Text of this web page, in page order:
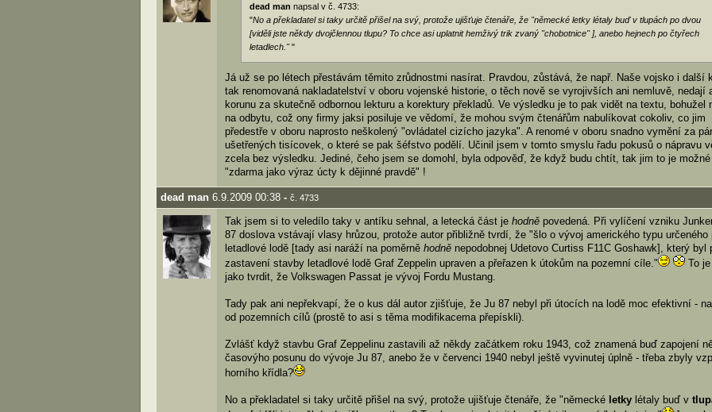
dead man napsal v č. 4733:
"No a překladatel si taky určitě přišel na svý, protože ujišťuje čtenáře, že "německé letky létaly buď v tlupách po dvou
[viděli jste někdy dvojčlennou tlupu? To chce asi uplatnit hemživý trik zvaný "chobotnice" ], anebo hejnech po čtyřech
letadlech.""
Já už se po létech přestávám těmito zrůdnostmi nasírat. Pravdou, zůstává, že např. Naše vojsko i další
tak renomovaná nakladatelství v oboru vojenské historie, o těch nově se vyrojivších ani nemluvě, nedají
korunu za skutečně odbornou lekturu a korektury překladů. Ve výsledku je to pak vidět na textu, bohužel
na odbytu, což ony firmy jaksi posiluje ve vědomí, že mohou svým čtenářům nabulíkovat cokoliv, co jim
předestře v oboru naprosto neškolený "ovládatel cizícho jazyka". A renomé v oboru snadno vymění za pár
ušetřených tisícovek, o které se pak šéfstvo podělí. Učinil jsem v tomto smyslu řadu pokusů o nápravu
zcela bez výsledku. Jediné, čeho jsem se domohl, byla odpověď, že když budu chtít, tak jim to je
"zdarma jako výraz úcty k dějinné pravdě" !
dead man 6.9.2009 00:38 - č. 4733
Tak jsem si to veledílo taky v antíku sehnal, a letecká část je hodně povedená. Při vylíčení vzniku
87 doslova vstávají vlasy hrůzou, protože autor přibližně tvrdí, že "šlo o vývoj amerického typu určeného
letadlové lodě [tady asi naráží na poměrně hodně nepodobnej Udetovo Curtiss F11C Goshawk], který byl
zastavení stavby letadlové lodě Graf Zeppelin upraven a přeřazen k útokům na pozemní cíle."
To
jako tvrdit, že Volkswagen Passat je vývoj Fordu Mustang.
Tady pak ani nepřekvapí, že o kus dál autor zjišťuje, že Ju 87 nebyl při útocích na lodě moc efektivní -
od pozemních cílů (prostě to asi s těma modifikacema přepískli).
Zvlášť když stavbu Graf Zeppelinu zastavili až někdy začátkem roku 1943, což znamená buď zapojení
časovýho posunu do vývoje Ju 87, anebo že v červenci 1940 nebyl ještě vyvinutej úplně - třeba zbyly
horního křídla?
No a překladatel si taky určitě přišel na svý, protože ujišťuje čtenáře, že "německé letky létaly buď v